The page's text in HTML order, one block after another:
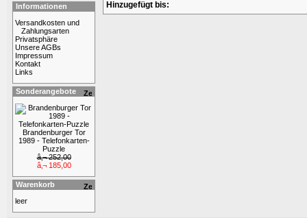
Informationen
Versandkosten und
Zahlungsarten
Privatsphäre
Unsere AGBs
Impressum
Kontakt
Links
Sonderangebote
Brandenburger Tor
1989 - Telefonkarten-
Puzzle
â‚¬ 252,00
â‚¬ 185,00
Warenkorb
leer
Hinzugefügt bis: